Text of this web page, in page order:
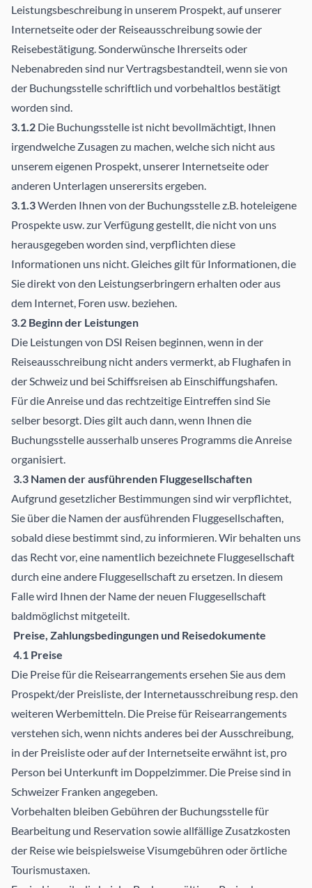
Leistungsbeschreibung in unserem Prospekt, auf unserer
Internetseite oder der Reiseausschreibung sowie der
Reisebestätigung. Sonderwünsche Ihrerseits oder
Nebenabreden sind nur Vertragsbestandteil, wenn sie von
der Buchungsstelle schriftlich und vorbehaltlos bestätigt
worden sind.
3.1.2 Die Buchungsstelle ist nicht bevollmächtigt, Ihnen
irgendwelche Zusagen zu machen, welche sich nicht aus
unserem eigenen Prospekt, unserer Internetseite oder
anderen Unterlagen unserersits ergeben.
3.1.3Werden Ihnen von der Buchungsstelle z.B. hoteleigene
Prospekte usw. zur Verfügung gestellt, die nicht von uns
herausgegeben worden sind, verpflichten diese
Informationen uns nicht. Gleiches gilt für Informationen, die
Sie direkt von den Leistungserbringern erhalten oder aus
dem Internet, Foren usw. beziehen.
3.2 Beginn der Leistungen
Die Leistungen von DSI Reisen beginnen, wenn in der
Reiseausschreibung nicht anders vermerkt, ab Flughafen in
der Schweiz und bei Schiffsreisen ab Einschiffungshafen.
Für die Anreise und das rechtzeitige Eintreffen sind Sie
selber besorgt. Dies gilt auch dann, wenn Ihnen die
Buchungsstelle ausserhalb unseres Programms die Anreise
organisiert.
3.3 Namen der ausführenden Fluggesellschaften
Aufgrund gesetzlicher Bestimmungen sind wir verpflichtet,
Sie über die Namen der ausführenden Fluggesellschaften,
sobald diese bestimmt sind, zu informieren. Wir behalten uns
das Recht vor, eine namentlich bezeichnete Fluggesellschaft
durch eine andere Fluggesellschaft zu ersetzen. In diesem
Falle wird Ihnen der Name der neuen Fluggesellschaft
baldmöglichst mitgeteilt.
Preise, Zahlungsbedingungen und Reisedokumente
4.1 Preise
Die Preise für die Reisearrangements ersehen Sie aus dem
Prospekt/der Preisliste, der Internetausschreibung resp. den
weiteren Werbemitteln. Die Preise für Reisearrangements
verstehen sich, wenn nichts anderes bei der Ausschreibung,
in der Preisliste oder auf der Internetseite erwähnt ist, pro
Person bei Unterkunft im Doppelzimmer. Die Preise sind in
Schweizer Franken angegeben.
Vorbehalten bleiben Gebühren der Buchungsstelle für
Bearbeitung und Reservation sowie allfällige Zusatzkosten
der Reise wie beispielsweise Visumgebühren oder örtliche
Tourismustaxen.